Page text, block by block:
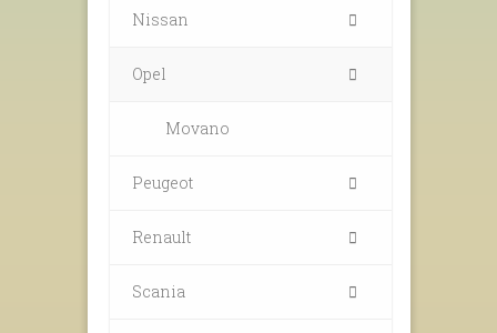
Nissan
Opel
Movano
Peugeot
Renault
Scania